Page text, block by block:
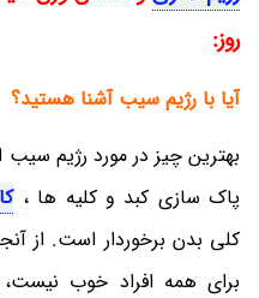
روز:
آیا با رژیم سیب آشنا هستید؟
بهترین چیز در مورد رژیم سیب
پاک سازی کبد و کلیه ها ،
کلی بدن برخوردار است. از
برای همه افراد خوب